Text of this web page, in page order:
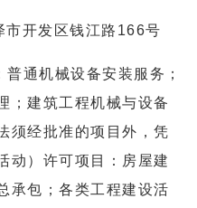
市开发区钱江路166号
通机械设备安装服务；
；建筑工程机械与设备
须经批准的项目外，凭
动）许可项目：房屋建
承包；各类工程建设活